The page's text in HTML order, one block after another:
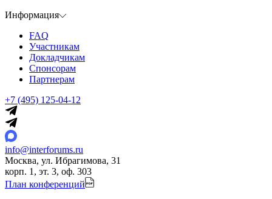
Информация
FAQ
Участникам
Докладчикам
Спонсорам
Партнерам
+7 (495) 125-04-12
info@interforums.ru
Москва, ул. Ибрагимова, 31
корп. 1, эт. 3, оф. 303
План конференций